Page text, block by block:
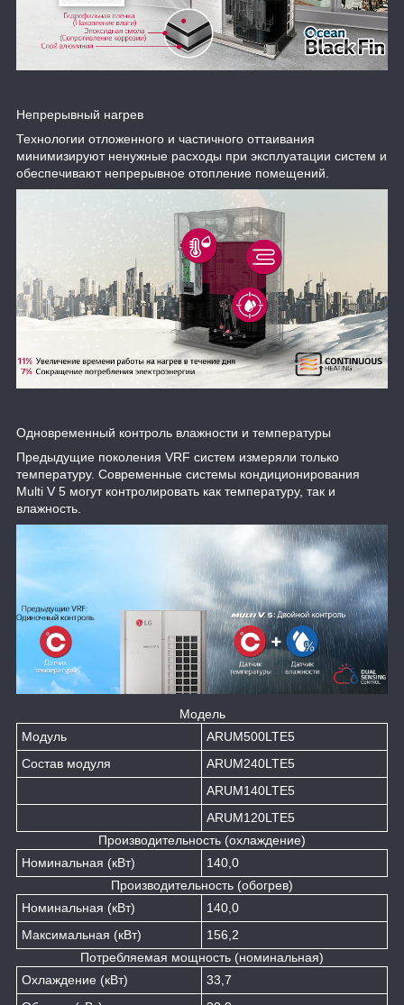
Непрерывный нагрев
Технологии отложенного и частичного оттаивания
минимизируют ненужные расходы при эксплуатации систем и
обеспечивают непрерывное отопление помещений.
Одновременный контроль влажности и температуры
Предыдущие поколения VRF систем измеряли только
температуру. Современные системы кондиционирования
Multi V 5 могут контролировать как температуру, так и
влажность.
Модель
Модуль
ARUM500LTE5
Состав модуля
ARUM240LTE5
ARUM140LTE5
ARUM120LTE5
Производительность (охлаждение)
Номинальная (кВт)
140,0
Производительность (обогрев)
Номинальная (кВт)
140,0
Максимальная (кВт)
156,2
Потребляемая мощность (номинальная)
Охлаждение (кВт)
33,7